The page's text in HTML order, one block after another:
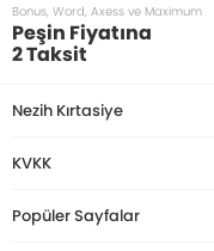
Bonus, Word, Axess ve Maximum
Peşin Fiyatına
2 Taksit
Nezih Kırtasiye
KVKK
Popüler Sayfalar